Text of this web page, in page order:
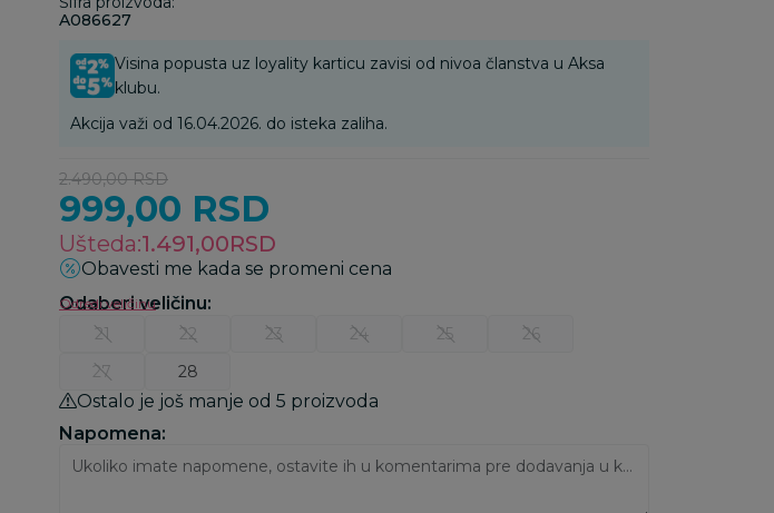
A086627
Visina popusta uz loyality karticu zavisi od nivoa članstva u Aksa
klubu.
Akcija važi od 16.04.2026. do isteka zaliha.
2.490,00 RSD
999,00 RSD
Ušteda:1.491,00RSD
Obavesti me kada se promeni cena
Odaberi veličinu:
Odredi veličinu
21 22 23 24 25
26
27
28
Ostalo je još manje od 5 proizvoda
Napomena:
Ukoliko imate napomene, ostavite ih u komentarima pre dodavanja u korpu: